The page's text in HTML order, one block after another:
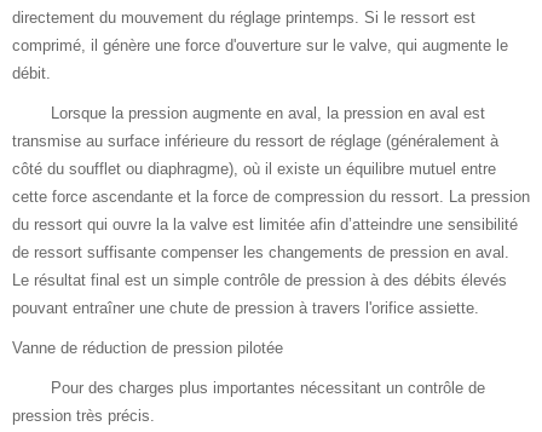
directement du mouvement du réglage printemps. Si le ressort est
comprimé, il génère une force d'ouverture sur le valve, qui augmente le
débit.
Lorsque la pression augmente en aval, la pression en aval est
transmise au surface inférieure du ressort de réglage (généralement à
côté du soufflet ou diaphragme), où il existe un équilibre mutuel entre
cette force ascendante et la force de compression du ressort. La pression
du ressort qui ouvre la la valve est limitée afin d’atteindre une sensibilité
de ressort suffisante compenser les changements de pression en aval.
Le résultat final est un simple contrôle de pression à des débits élevés
pouvant entraîner une chute de pression à travers l'orifice assiette.
Vanne de réduction de pression pilotée
Pour des charges plus importantes nécessitant un contrôle de
pression très précis.